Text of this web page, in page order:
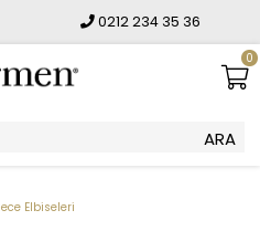
0212 234 35 36
0
Elbiseleri